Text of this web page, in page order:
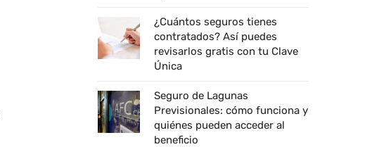
¿Cuántos seguros tienes
contratados? Así puedes
revisarlos gratis con tu Clave
Única
Seguro de Lagunas
Previsionales: cómo funciona y
quiénes pueden acceder al
beneficio